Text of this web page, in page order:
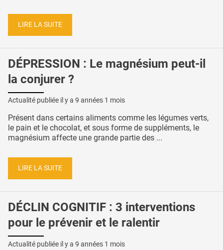
LIRE LA SUITE
DÉPRESSION : Le magnésium peut-il
la conjurer ?
Actualité publiée il y a 9 années 1 mois
Présent dans certains aliments comme les légumes verts,
le pain et le chocolat, et sous forme de suppléments, le
magnésium affecte une grande partie des ...
LIRE LA SUITE
DÉCLIN COGNITIF : 3 interventions
pour le prévenir et le ralentir
Actualité publiée il y a 9 années 1 mois